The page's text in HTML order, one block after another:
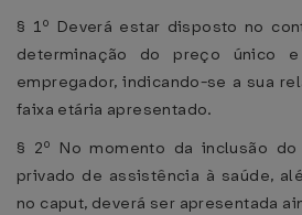
§ 1º Deverá estar disposto no
determinação do preço único
empregador, indicando-se a sua
faixa etária apresentado.
§ 2º No momento da inclusão
privado de assistência à saúde,
no caput, deverá ser apresentada